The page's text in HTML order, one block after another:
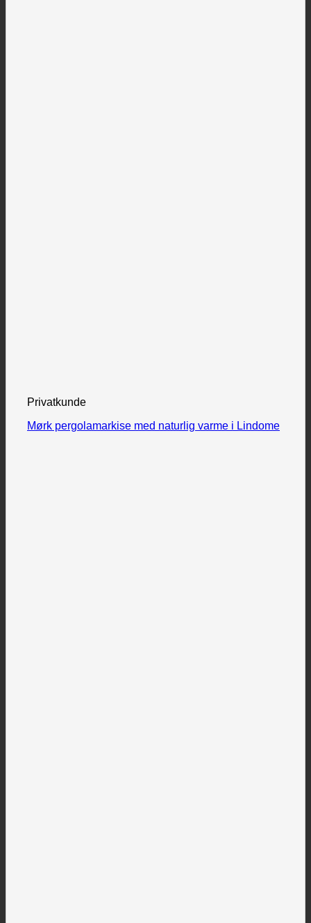
Privatkunde
Mørk pergolamarkise med naturlig varme i Lindome